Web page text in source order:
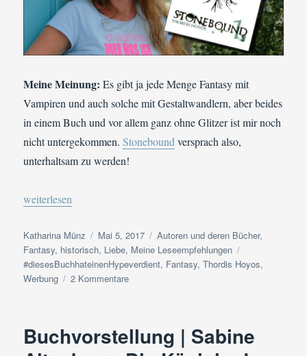
Meine Meinung: Es gibt ja jede Menge Fantasy mit
Vampiren und auch solche mit Gestaltwandlern, aber beides
in einem Buch und vor allem ganz ohne Glitzer ist mir noch
nicht untergekommen.Stonebound versprach also,
unterhaltsam zu werden!
„Buchvorstellung | Thordis Hoyos: Stonebound“
weiterlesen
Autor
Katharina Münz
Veröffentlicht
am
Mai 5, 2017 Kategorien
Autoren und deren Bücher,
Fantasy, historisch, Liebe, Meine Leseempfehlungen
#diesesBuchhateinenHypeverdient, Fantasy,Thordis Hoyos,
Werbung
2 Kommentarezu
Hoyos:
Stonebound
Buchvorstellung | Sabine